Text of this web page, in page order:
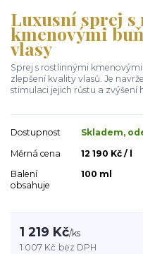
Luxusní sprej
kmenovými
vlasy
Sprej s rostlinnými
zlepšení kvality vlasů. Je
stimulaci jejich růstu a zvýšení
Dostupnost
Skladem,
Měrná cena
12 190 Kč / l
Balení
obsahuje
100 ml
1 219 Kč/ks
1 007 Kč bez DPH